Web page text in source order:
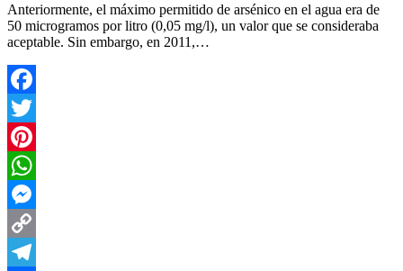
Anteriormente, el máximo permitido de arsénico en el agua era de
50 microgramos por litro (0,05 mg/l), un valor que se consideraba
aceptable. Sin embargo, en 2011,…
Facebook
Twitter
Pinterest
WhatsApp
Messenger
Copy